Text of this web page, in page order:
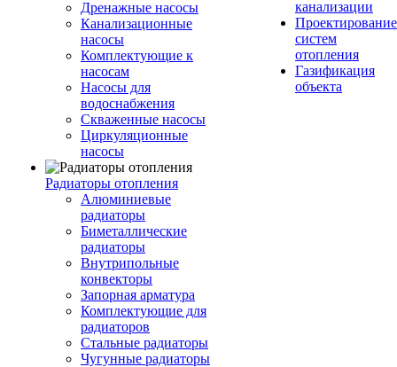
Дренажные насосы
Канализационные
насосы
Комплектующие к
насосам
Насосы для
водоснабжения
Скваженные насосы
Циркуляционные
насосы
Радиаторы отопления
Алюминиевые
радиаторы
Биметаллические
радиаторы
Внутрипольные
конвекторы
Запорная арматура
Комплектующие для
радиаторов
Стальные радиаторы
Чугунные радиаторы
канализации
Проектирование
систем
отопления
Газификация
объекта